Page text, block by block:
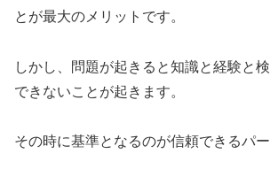
とが最大のメリットです。
しかし、問題が起きると知識と経験と
できないことが起きます。
その時に基準となるのが信頼できるパー